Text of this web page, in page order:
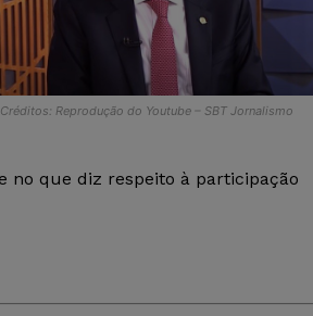
Créditos: Reprodução do Youtube – SBT Jornalismo
no que diz respeito à participação